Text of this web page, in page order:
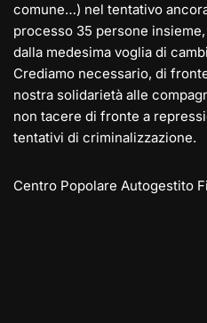
comune…) nel tentativo
processo 35 persone
dalla medesima voglia di
Crediamo necessario, di
nostra solidarietà alle
non tacere di fronte a
tentativi di criminalizzazione.
Centro Popolare Autogestito